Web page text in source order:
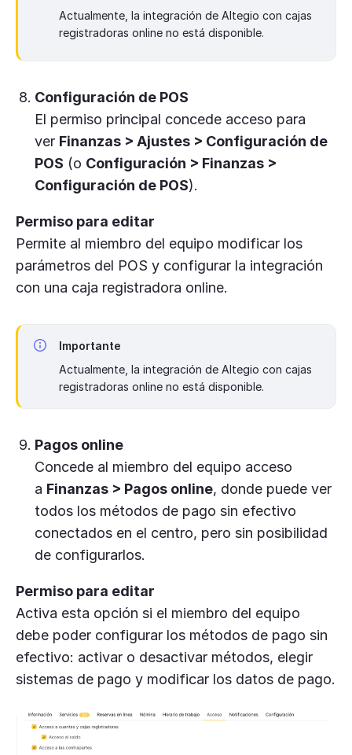
Actualmente, la integración de Altegio con cajas
registradoras online no está disponible.
Configuración de POS
El permiso principal concede acceso para
ver Finanzas > Ajustes > Configuración de
POS (o Configuración > Finanzas >
Configuración de POS).
Permiso para editar
Permite al miembro del equipo modificar los
parámetros del POS y configurar la integración
con una caja registradora online.
Importante
Actualmente, la integración de Altegio con cajas
registradoras online no está disponible.
Pagos online
Concede al miembro del equipo acceso
a Finanzas > Pagos online, donde puede ver
todos los métodos de pago sin efectivo
conectados en el centro, pero sin posibilidad
de configurarlos.
Permiso para editar
Activa esta opción si el miembro del equipo
debe poder configurar los métodos de pago sin
efectivo: activar o desactivar métodos, elegir
sistemas de pago y modificar los datos de pago.